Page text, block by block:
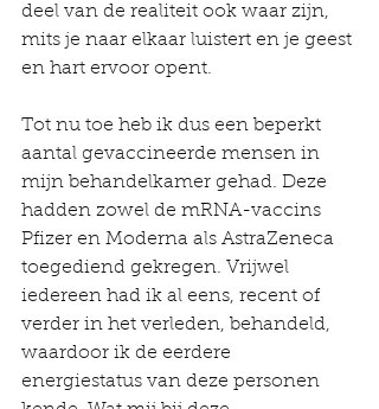
deel van de realiteit ook waar zijn,
mits je naar elkaar luistert en je geest
en hart ervoor opent.
Tot nu toe heb ik dus een beperkt
aantal gevaccineerde mensen in
mijn behandelkamer gehad. Deze
hadden zowel de mRNA-vaccins
Pfizer en Moderna als AstraZeneca
toegediend gekregen. Vrijwel
iedereen had ik al eens, recent of
verder in het verleden, behandeld,
waardoor ik de eerdere
energiestatus van deze personen